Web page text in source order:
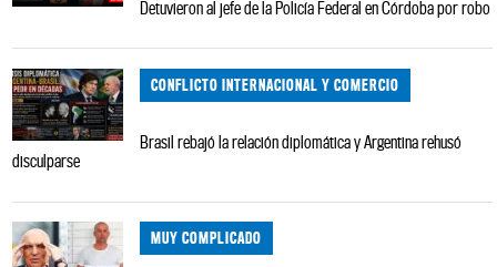
Detuvieron al jefe de la Policía Federal en Córdoba por robo
CONFLICTO INTERNACIONAL Y COMERCIO
Brasil rebajó la relación diplomática y Argentina rehusó
disculparse
MUY COMPLICADO